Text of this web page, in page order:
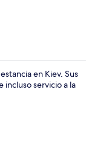
en Kiev. Sus
servicio a la